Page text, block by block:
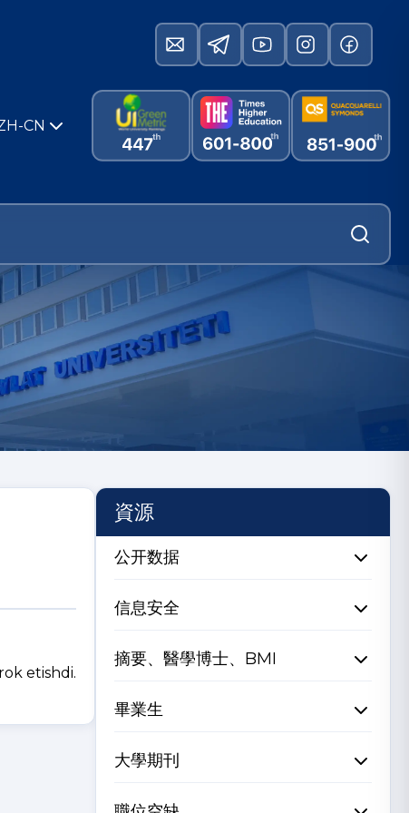
CN
etishdi.
資源
公开数据
信息安全
摘要、醫學博士、BMI
畢業生
大學期刊